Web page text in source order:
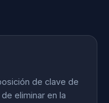
de clave de
eliminar en la